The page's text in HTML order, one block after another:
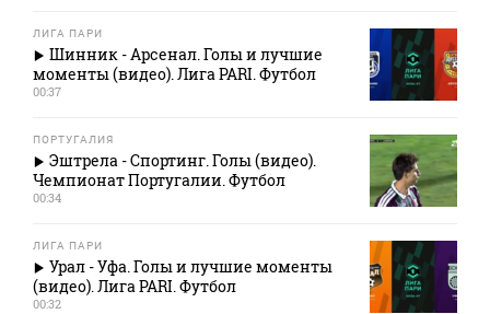
ЛИГА ПАРИ
Шинник - Арсенал. Голы и лучшие
моменты (видео). Лига PARI. Футбол
00:37
ПОРТУГАЛИЯ
Эштрела - Спортинг. Голы (видео).
Чемпионат Португалии. Футбол
00:34
ЛИГА ПАРИ
Урал - Уфа. Голы и лучшие моменты
(видео). Лига PARI. Футбол
00:32